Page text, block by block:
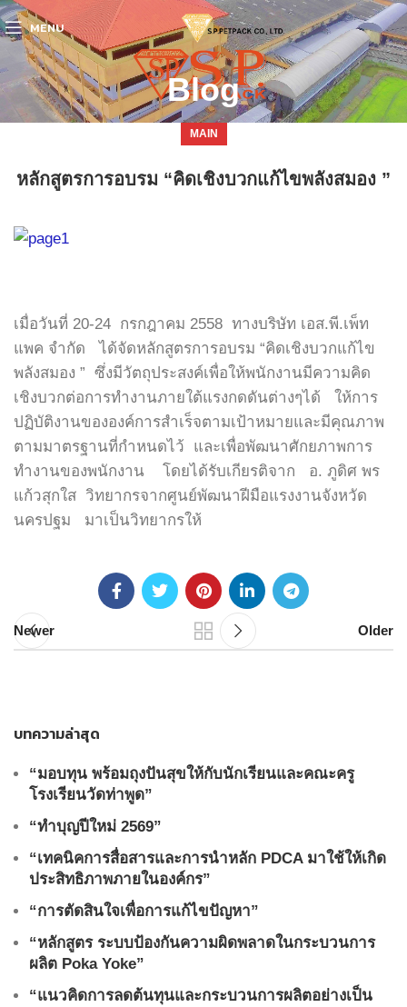
MENU
Blog
MAIN
หลักสูตรการอบรม “คิดเชิงบวกแก้ไขพลังสมอง ”
เมื่อวันที่ 20-24 กรกฎาคม 2558 ทางบริษัท เอส.พี.เพ็ท
แพค จำกัด ได้จัดหลักสูตรการอบรม “คิดเชิงบวกแก้ไข
พลังสมอง ” ซึ่งมีวัตถุประสงค์เพื่อให้พนักงานมีความคิด
เชิงบวกต่อการทำงานภายใต้แรงกดดันต่างๆได้ ให้การ
ปฏิบัติงานขององค์การสำเร็จตามเป้าหมายและมีคุณภาพ
ตามมาตรฐานที่กำหนดไว้ และเพื่อพัฒนาศักยภาพการ
ทำงานของพนักงาน โดยได้รับเกียรติจาก อ. ภูดิศ พร
แก้วสุกใส วิทยากรจากศูนย์พัฒนาฝีมือแรงงานจังหวัด
นครปฐม มาเป็นวิทยากรให้
Newer Older
บทความล่าสุด
“มอบทุน พร้อมถุงปันสุขให้กับนักเรียนและคณะครู
โรงเรียนวัดท่าพูด”
“ทำบุญปีใหม่ 2569”
“เทคนิคการสื่อสารและการนำหลัก PDCA มาใช้ให้เกิด
ประสิทธิภาพภายในองค์กร”
“การตัดสินใจเพื่อการแก้ไขปัญหา”
“หลักสูตร ระบบป้องกันความผิดพลาดในกระบวนการ
ผลิต Poka Yoke”
“แนวคิดการลดต้นทุนและกระบวนการผลิตอย่างเป็น